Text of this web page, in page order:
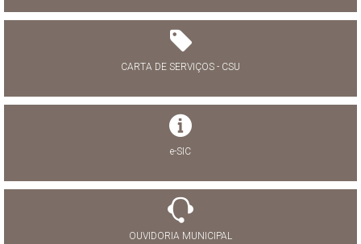
CARTA DE SERVIÇOS - CSU
e-SIC
OUVIDORIA MUNICIPAL